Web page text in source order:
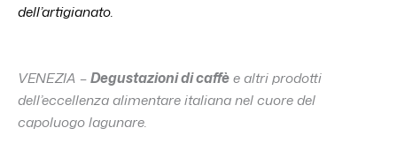
dell’artigianato.
VENEZIA –Degustazioni di caffèe altri prodotti
dell’eccellenza alimentare italiana nel cuore del
capoluogo lagunare.